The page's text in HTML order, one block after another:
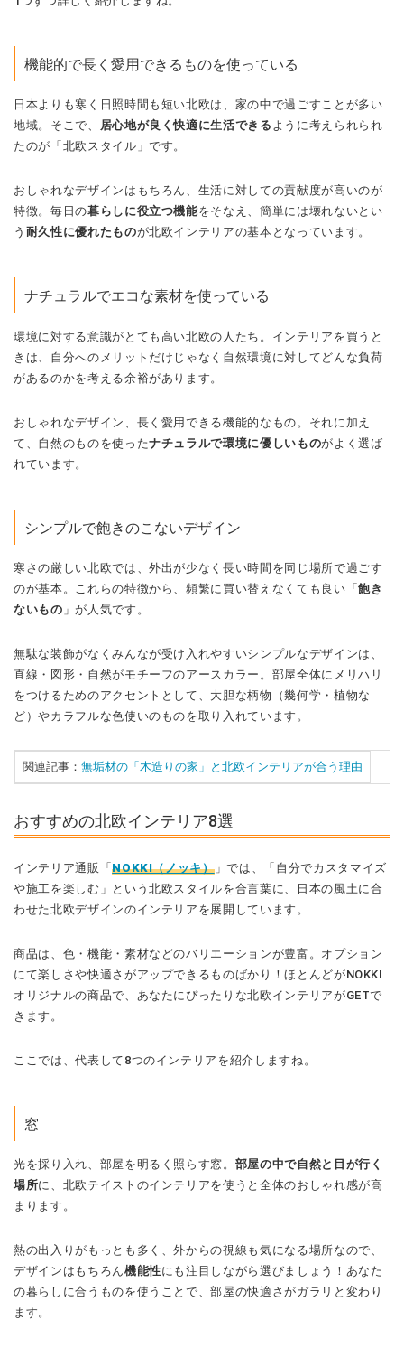
機能的で長く愛用できるものを使っている
日本よりも寒く日照時間も短い北欧は、家の中で過ごすことが多い
地域。そこで、 居心地が良く快適に生活できる ように考えられられ
たのが「北欧スタイル」です。
おしゃれなデザインはもちろん、生活に対しての貢献度が高いのが
特徴。毎日の暮らしに役立つ機能をそなえ、簡単には壊れないとい
う 耐久性に優れたものが北欧インテリアの基本となっています。
ナチュラルでエコな素材を使っている
環境に対する意識がとても高い北欧の人たち。インテリアを買うと
きは、自分へのメリットだけじゃなく自然環境に対してどんな負荷
があるのかを考える余裕があります。
おしゃれなデザイン、長く愛用できる機能的なもの。それに加え
て、自然のものを使ったナチュラルで環境に優しいものがよく選ば
れています。
シンプルで飽きのこないデザイン
寒さの厳しい北欧では、外出が少なく長い時間を同じ場所で過ごす
のが基本。これらの特徴から、頻繁に買い替えなくても良い「飽き
ないもの 」が人気です。
無駄な装飾がなくみんなが受け入れやすいシンプルなデザインは、
直線・図形・自然がモチーフのアースカラー。部屋全体にメリハリ
をつけるためのアクセントとして、大胆な柄物（幾何学・植物な
ど）やカラフルな色使いのものを取り入れています。
関連記事： 無垢材の「木造りの家」と北欧インテリアが合う理由
おすすめの北欧インテリア8選
インテリア通販「NOKKI（ノッキ）」では、「自分でカスタマイズ
や施工を楽しむ」という北欧スタイルを合言葉に、日本の風土に合
わせた北欧デザインのインテリアを展開しています。
商品は、色・機能・素材などのバリエーションが豊富。オプション
にて楽しさや快適さがアップできるものばかり！ほとんどがNOKKI
オリジナルの商品で、あなたにぴったりな北欧インテリアがGETで
きます。
ここでは、代表して8つのインテリアを紹介しますね。
窓
光を採り入れ、部屋を明るく照らす窓。 部屋の中で自然と目が行く
場所に、北欧テイストのインテリアを使うと全体のおしゃれ感が高
まります。
熱の出入りがもっとも多く、外からの視線も気になる場所なので、
デザインはもちろん機能性にも注目しながら選びましょう！あなた
の暮らしに合うものを使うことで、部屋の快適さがガラリと変わり
ます。